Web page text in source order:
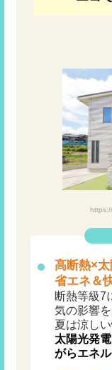
高断熱×太
省エネ＆
断熱等級7
気の影響
夏は涼し
太陽光発
がらエネ